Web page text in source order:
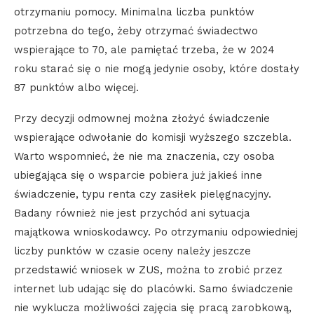
otrzymaniu pomocy. Minimalna liczba punktów
potrzebna do tego, żeby otrzymać świadectwo
wspierające to 70, ale pamiętać trzeba, że w 2024
roku starać się o nie mogą jedynie osoby, które dostały
87 punktów albo więcej.
Przy decyzji odmownej można złożyć świadczenie
wspierające odwołanie do komisji wyższego szczebla.
Warto wspomnieć, że nie ma znaczenia, czy osoba
ubiegająca się o wsparcie pobiera już jakieś inne
świadczenie, typu renta czy zasiłek pielęgnacyjny.
Badany również nie jest przychód ani sytuacja
majątkowa wnioskodawcy. Po otrzymaniu odpowiedniej
liczby punktów w czasie oceny należy jeszcze
przedstawić wniosek w ZUS, można to zrobić przez
internet lub udając się do placówki. Samo świadczenie
nie wyklucza możliwości zajęcia się pracą zarobkową,